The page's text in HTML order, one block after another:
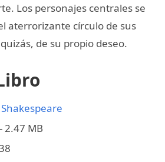
Los personajes centrales se
aterrorizante círculo de sus
de su propio deseo.
2.47 MB